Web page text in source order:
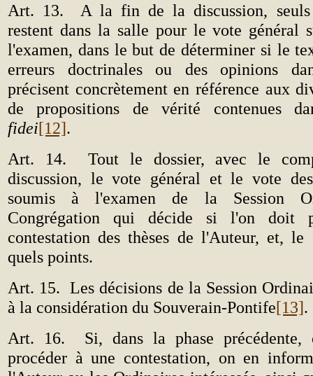
Art. 13.
A la fin de la discussion, seuls
restent dans la salle pour le vote général
l'examen, dans le but de déterminer si le
erreurs doctrinales ou des opinions
précisent concrètement en référence aux
de propositions de vérité contenues
fidei[12].
Art. 14.
Tout le dossier, avec le
discussion, le vote général et le vote
soumis à l'examen de la Session
Congrégation qui décide si l'on doit
contestation des thèses de l'Auteur, et, le
quels points.
Art. 15. Les décisions de la Session
à la considération du Souverain-Pontife[13].
Art. 16.
Si, dans la phase
procéder à une contestation, on en